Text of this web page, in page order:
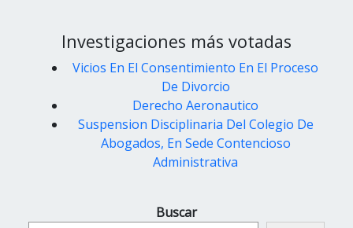
Investigaciones más votadas
Vicios En El Consentimiento En El Proceso
De Divorcio
Derecho Aeronautico
Suspension Disciplinaria Del Colegio De
Abogados, En Sede Contencioso
Administrativa
Buscar